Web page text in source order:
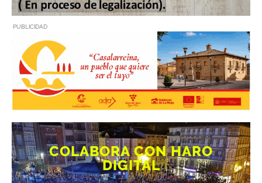
PUBLICIDAD
COLABORA CON HARO
DIGITAL